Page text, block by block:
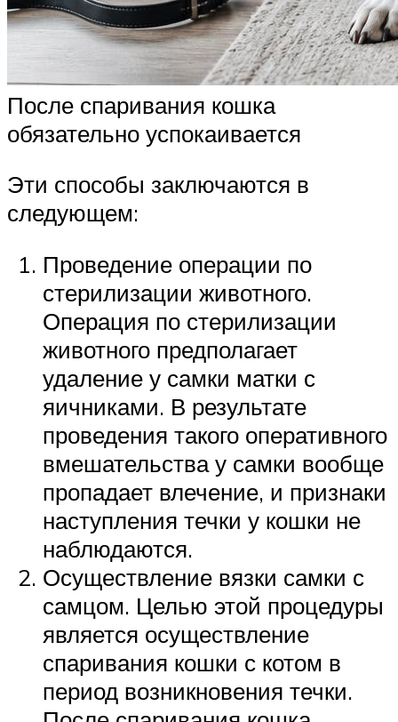
После спаривания кошка
обязательно успокаивается
Эти способы заключаются в
следующем:
Проведение операции по
стерилизации животного.
Операция по стерилизации
животного предполагает
удаление у самки матки с
яичниками. В результате
проведения такого оперативного
вмешательства у самки вообще
пропадает влечение, и признаки
наступления течки у кошки не
наблюдаются.
Осуществление вязки самки с
самцом. Целью этой процедуры
является осуществление
спаривания кошки с котом в
период возникновения течки.